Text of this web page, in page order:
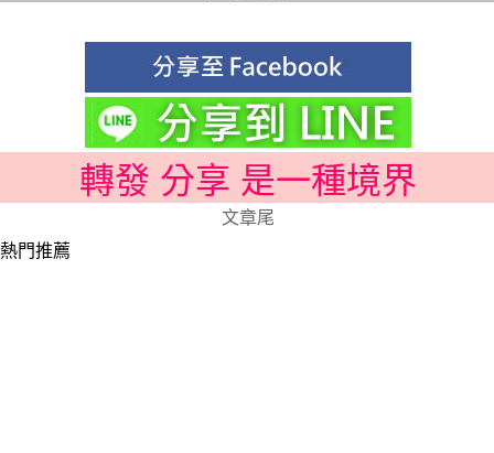
轉發 分享 是一種境界
文章尾
熱門推薦